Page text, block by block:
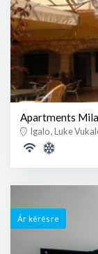
Apartments Mila
Igalo , Luke
Ár kérésre